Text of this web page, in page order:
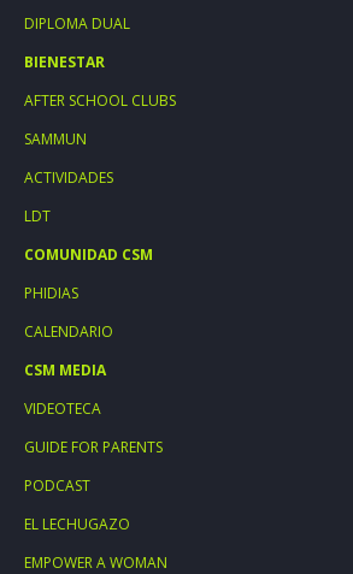
DIPLOMA DUAL
BIENESTAR
AFTER SCHOOL CLUBS
SAMMUN
ACTIVIDADES
LDT
COMUNIDAD CSM
PHIDIAS
CALENDARIO
CSM MEDIA
VIDEOTECA
GUIDE FOR PARENTS
PODCAST
EL LECHUGAZO
EMPOWER A WOMAN